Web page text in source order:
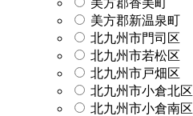
美方郡新温泉町
北九州市門司区
北九州市若松区
北九州市戸畑区
北九州市小倉北区
北九州市小倉南区